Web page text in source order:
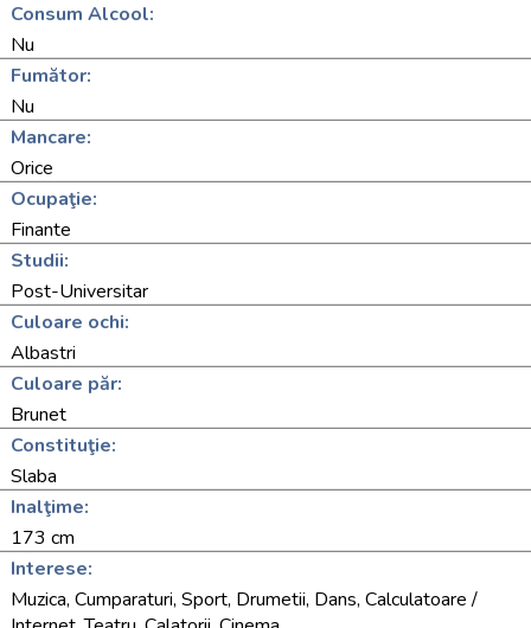
Consum Alcool:
Nu
Fumător:
Nu
Mancare:
Orice
Ocupaţie:
Finante
Studii:
Post-Universitar
Culoare ochi:
Albastri
Culoare păr:
Brunet
Constituţie:
Slaba
Inalţime:
173 cm
Interese:
Muzica, Cumparaturi, Sport, Drumetii, Dans, Calculatoare /